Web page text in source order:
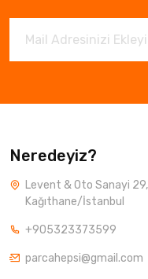
Neredeyiz?
Levent & Oto Sanayi
Kağıthane/İstanbul
+905323373599
parcahepsi@gmail.com